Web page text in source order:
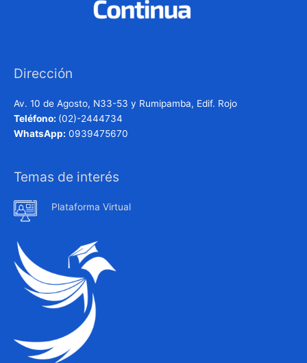
Dirección
Av. 10 de Agosto, N33-53 y Rumipamba, Edif. Rojo
Teléfono: (02)-2444734
WhatsApp: 0939475670
Temas de interés
Plataforma Virtual